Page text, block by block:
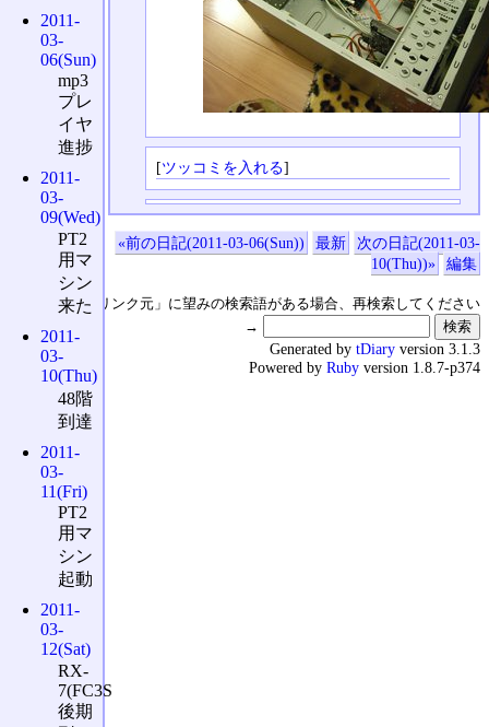
[ツッコミを入れる]
«前の日記(2011-03-06(Sun)) 最新
次の日記(2011-03-
10(Thu))»
編集
↑の「本日のリンク元」に望みの検索語がある場合、再検索してください
→
2011-
03-
06(Sun)
mp3
プレ
イヤ
進捗
2011-
03-
09(Wed)
PT2
用マ
シン
来た
2011-
03-
10(Thu)
48階
到達
2011-
03-
11(Fri)
PT2
用マ
シン
起動
2011-
03-
12(Sat)
RX-
7(FC3S
後期
Generated by tDiary version 3.1.3
Powered by Ruby version 1.8.7-p374